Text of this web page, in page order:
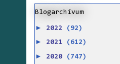
Blogarchívum
► 2022 (92)
► 2021 (612)
► 2020 (747)